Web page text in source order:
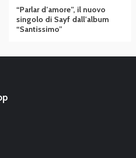
“Parlar d’amore”, il nuovo
singolo di Sayf dall’album
“Santissimo”